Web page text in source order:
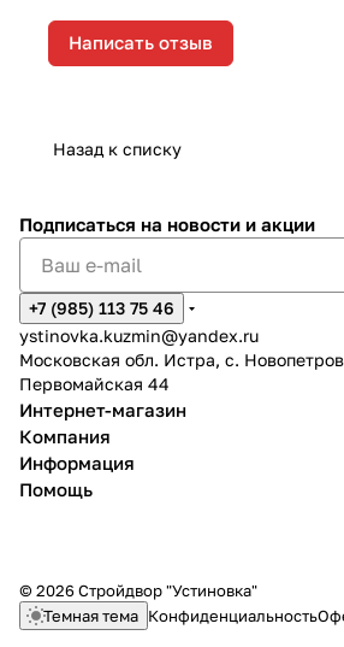
Написать отзыв
Назад к списку
Подписаться на новости и акции
+7 (985) 113 75 46
ystinovka.kuzmin@yandex.ru
Московская обл. Истра, с.
Первомайская 44
Интернет-магазин
Компания
Информация
Помощь
© 2026 Стройдвор "Устиновка"
Темная тема Конфиденциальность